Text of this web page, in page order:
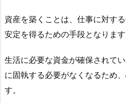
資産を築くことは、仕事に対す
安定を得るための手段となります
生活に必要な資金が確保されて
に固執する必要がなくなるため
す。